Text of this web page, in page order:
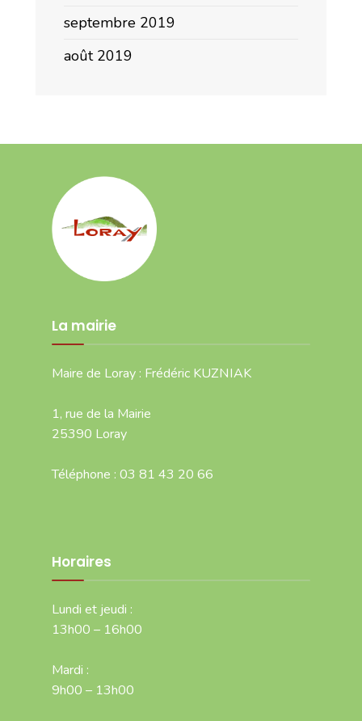
septembre 2019
août 2019
La mairie
Maire de Loray : Frédéric KUZNIAK
1, rue de la Mairie
25390 Loray
Téléphone : 03 81 43 20 66
Horaires
Lundi et jeudi :
13h00 – 16h00
Mardi :
9h00 – 13h00